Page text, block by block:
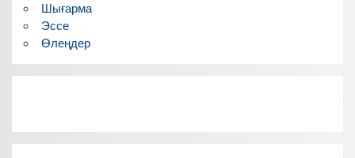
Шығарма
Эссе
Өлеңдер